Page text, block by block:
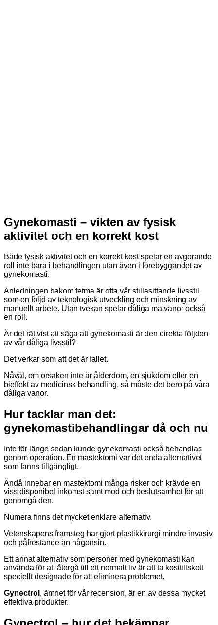
Gynekomasti – vikten av fysisk
aktivitet och en korrekt kost
Både fysisk aktivitet och en korrekt kost spelar en avgörande
roll inte bara i behandlingen utan även i förebyggandet av
gynekomasti.
Anledningen bakom fetma är ofta vår stillasittande livsstil,
som en följd av teknologisk utveckling och minskning av
manuellt arbete. Utan tvekan spelar dåliga matvanor också
en roll.
Är det rättvist att säga att gynekomasti är den direkta följden
av vår dåliga livsstil?
Det verkar som att det är fallet.
Nåväl, om orsaken inte är ålderdom, en sjukdom eller en
bieffekt av medicinsk behandling, så måste det bero på våra
dåliga vanor.
Hur tacklar man det:
gynekomastibehandlingar då och nu
Inte för länge sedan kunde gynekomasti också behandlas
genom operation. En mastektomi var det enda alternativet
som fanns tillgängligt.
Ändå innebar en mastektomi många risker och krävde en
viss disponibel inkomst samt mod och beslutsamhet för att
genomgå den.
Numera finns det mycket enklare alternativ.
Vetenskapens framsteg har gjort plastikkirurgi mindre invasiv
och påfrestande än någonsin.
Ett annat alternativ som personer med gynekomasti kan
använda för att återgå till ett normalt liv är att ta kosttillskott
speciellt designade för att eliminera problemet.
Gynectrol , ämnet för vår recension, är en av dessa mycket
effektiva produkter.